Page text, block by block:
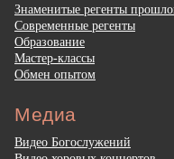
Знаменитые регенты
Современные регенты
Образование
Мастер-классы
Обмен опытом
Медиа
Видео Богослужений